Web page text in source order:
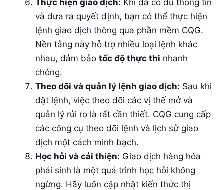
Thực hiện giao dịch: Khi đã có đủ thông tin
và đưa ra quyết định, bạn có thể thực hiện
lệnh giao dịch thông qua phần mềm CQG.
Nền tảng này hỗ trợ nhiều loại lệnh khác
nhau, đảm bảo tốc độ thực thi nhanh
chóng.
Theo dõi và quản lý lệnh giao dịch: Sau khi
đặt lệnh, việc theo dõi các vị thế mở và
quản lý rủi ro là rất cần thiết. CQG cung cấp
các công cụ theo dõi lệnh và lịch sử giao
dịch một cách minh bạch.
Học hỏi và cải thiện: Giao dịch hàng hóa
phái sinh là một quá trình học hỏi không
ngừng. Hãy luôn cập nhật kiến thức thị